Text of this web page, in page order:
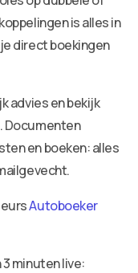
is alles in
direct boekingen
advies en bekijk
Documenten
en boeken: alles
Autoboeker
minuten live: